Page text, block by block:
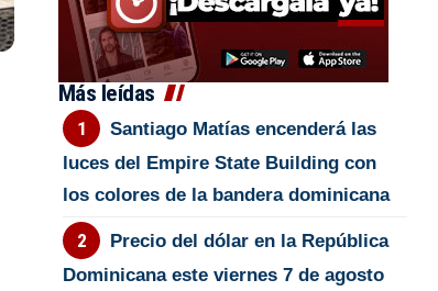
Más leídas
Santiago Matías encenderá las
luces del Empire State Building con
los colores de la bandera dominicana
Precio del dólar en la República
Dominicana este viernes 7 de agosto